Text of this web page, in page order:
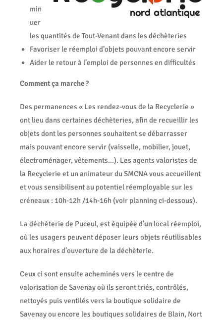
min
uer
les quantités de Tout-Venant dans les déchèteries
Favoriser le réemploi d’objets pouvant encore servir
Aider le retour à l’emploi de personnes en difficultés
Comment ça marche ?
Des permanences « Les rendez-vous de la Recyclerie »
ont lieu dans certaines déchèteries, afin de recueillir les
objets dont les personnes souhaitent se débarrasser
mais pouvant encore servir (vaisselle, mobilier, jouet,
électroménager, vêtements…). Les agents valoristes de
la Recyclerie et un animateur du SMCNA vous accueillent
et vous sensibilisent au potentiel réemployable sur les
créneaux : 10h-12h /14h-16h (voir planning ci-dessous).
La déchèterie de Puceul, est équipée d’un local réemploi,
où les usagers peuvent déposer leurs objets réutilisables
aux horaires d’ouverture de la déchèterie.
Ceux ci sont ensuite acheminés vers le centre de
valorisation de Savenay où ils seront triés, contrôlés,
nettoyés puis ventilés vers la boutique solidaire de
Savenay ou encore les boutiques solidaires de Blain, Nort